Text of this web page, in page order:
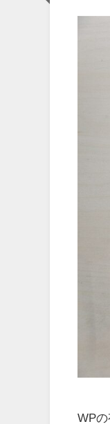
WP